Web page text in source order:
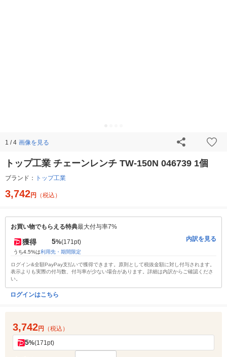
1 / 4 画像を見る
トップ工業 チェーンレンチ TW-150N 046739 1個
ブランド： トップ工業
3,742円 （税込）
お買い物でもらえる特典最大付与率7%
獲得 5%(171pt)
うち4.5%は利用先・期間限定
内訳を見る
ログイン&全額PayPay支払いで獲得できます。原則として税抜金額に対し付与されます。
表示よりも実際の付与数、付与率が少ない場合があります。詳細は内訳からご確認くださ
い。
ログインはこちら
3,742円 （税込）
5%(171pt)